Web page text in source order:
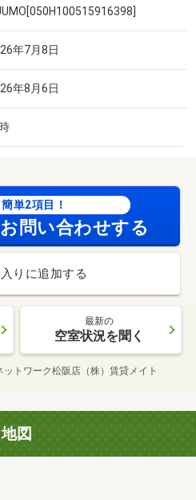
年7月8日
年8月6日
単2項目！
問い合わせする
りに追加する
最新の
空室状況を聞く
ットワーク松阪店（株）賃貸メイト
地図